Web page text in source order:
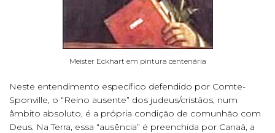
Meister Eckhart em pintura centenária
Neste entendimento específico defendido por Comte-
Sponville, o “Reino ausente” dos judeus/cristãos, num
âmbito absoluto, é a própria condição de comunhão com
Deus. Na Terra, essa “ausência” é preenchida por Canaã, a